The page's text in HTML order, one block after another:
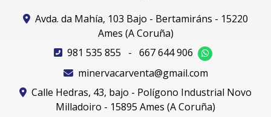
Avda. da Mahía, 103 Bajo - Bertamiráns - 15220
Ames (A Coruña)
981 535 855
- 667 644 906
minervacarventa@gmail.com
Calle Hedras, 43, bajo - Polígono Industrial Novo
Milladoiro - 15895 Ames (A Coruña)